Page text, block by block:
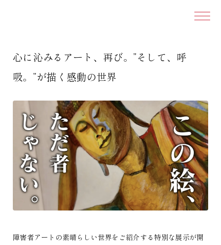
本文ま
心に沁みるアート、再び。”そして、呼
吸。”が描く感動の世界
障害者アートの素晴らしい世界をご紹介する特別な展示が開